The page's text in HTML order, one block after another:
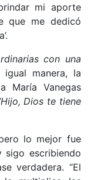
mi aporte
que me dedicó
con una
manera, la
María Vanegas
Dios te tiene
lo mejor fue
sigo escribiendo
verdadera. “El